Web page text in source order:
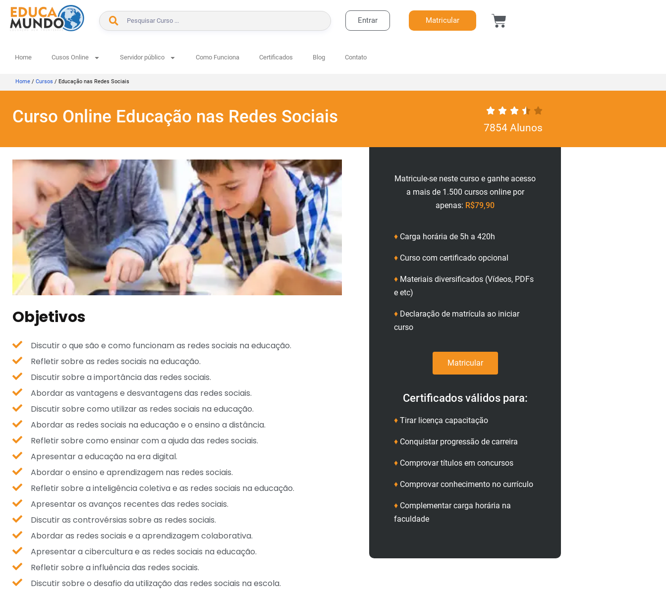
BUSCAR Entrar Matricular
Home Cusos Online Servidor público Como Funciona Certificados Blog Contato
Home / Cursos / Educação nas Redes Sociais
Curso Online Educação nas Redes Sociais
7854 Alunos
Objetivos
Discutir o que são e como funcionam as redes sociais na educação.
Refletir sobre as redes sociais na educação.
Discutir sobre a importância das redes sociais.
Abordar as vantagens e desvantagens das redes sociais.
Discutir sobre como utilizar as redes sociais na educação.
Abordar as redes sociais na educação e o ensino a distância.
Refletir sobre como ensinar com a ajuda das redes sociais.
Apresentar a educação na era digital.
Abordar o ensino e aprendizagem nas redes sociais.
Refletir sobre a inteligência coletiva e as redes sociais na educação.
Apresentar os avanços recentes das redes sociais.
Discutir as controvérsias sobre as redes sociais.
Abordar as redes sociais e a aprendizagem colaborativa.
Apresentar a cibercultura e as redes sociais na educação.
Refletir sobre a influência das redes sociais.
Discutir sobre o desafio da utilização das redes sociais na escola.
Matricule-se neste curso e ganhe acesso
a mais de 1.500 cursos online por
apenas: R$79,90
♦ Carga horária de 5h a 420h
♦ Curso com certificado opcional
♦ Materiais diversificados (Vídeos, PDFs
e etc)
♦ Declaração de matrícula ao iniciar
curso
Matricular
Certificados válidos para:
♦ Tirar licença capacitação
♦ Conquistar progressão de carreira
♦ Comprovar títulos em concursos
♦ Comprovar conhecimento no currículo
♦ Complementar carga horária na
faculdade